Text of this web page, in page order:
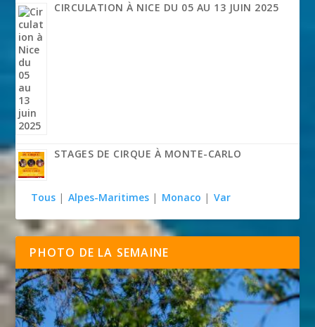
CIRCULATION À NICE DU 05 AU 13 JUIN 2025
STAGES DE CIRQUE À MONTE-CARLO
Tous | Alpes-Maritimes | Monaco | Var
PHOTO DE LA SEMAINE